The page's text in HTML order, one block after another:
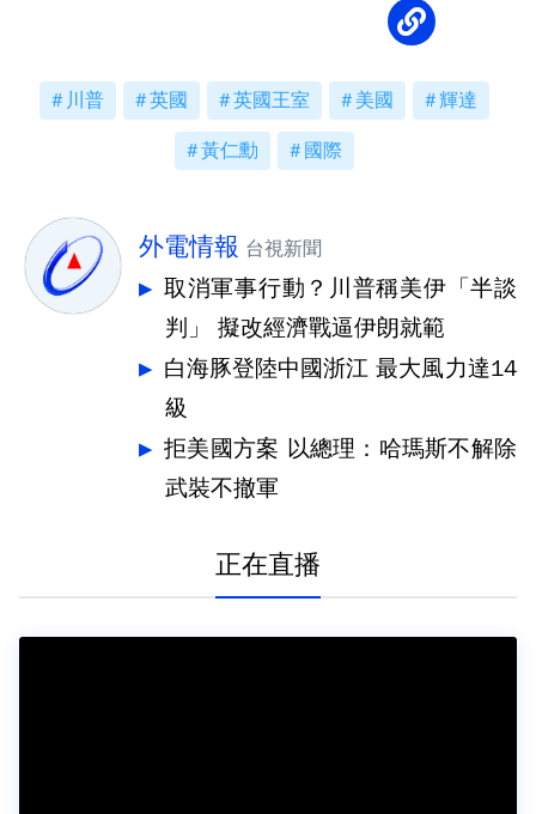
川普 英國 英國王室 美國 輝達
黃仁勳 國際
外電情報 台視新聞
取消軍事行動？川普稱美伊「半談
判」 擬改經濟戰逼伊朗就範
白海豚登陸中國浙江 最大風力達14
級
拒美國方案 以總理：哈瑪斯不解除
武裝不撤軍
正在直播